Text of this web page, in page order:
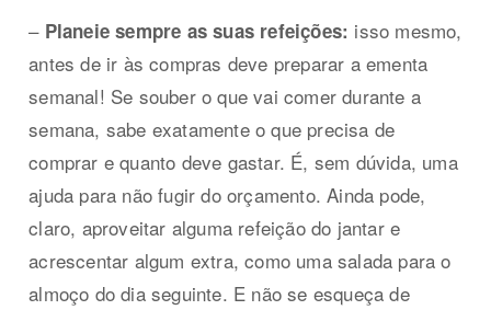
– Planeie sempre as suas refeições: isso mesmo,
antes de ir às compras deve preparar a ementa
semanal! Se souber o que vai comer durante a
semana, sabe exatamente o que precisa de
comprar e quanto deve gastar. É, sem dúvida, uma
ajuda para não fugir do orçamento. Ainda pode,
claro, aproveitar alguma refeição do jantar e
acrescentar algum extra, como uma salada para o
almoço do dia seguinte. E não se esqueça de